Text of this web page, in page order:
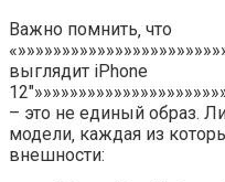
Важно помнить‚ что
выглядит iPhone
– это не единый образ.
модели‚ каждая из
внешности: